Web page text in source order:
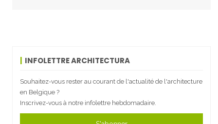
INFOLETTRE ARCHITECTURA
Souhaitez-vous rester au courant de l'actualité de l'architecture
en Belgique ?
Inscrivez-vous à notre infolettre hebdomadaire.